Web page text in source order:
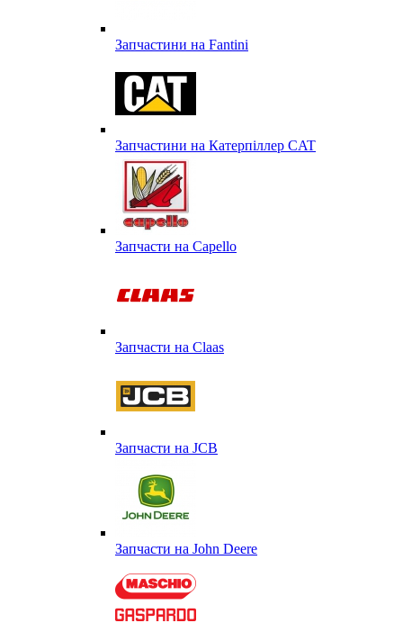
Запчастини на Fantini
Запчастини на Катерпіллер CAT
Запчасти на Capello
Запчасти на Сlaas
Запчасти на JCB
Запчасти на John Deere